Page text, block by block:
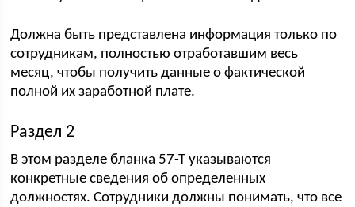
Должна быть представлена информация только по
сотрудникам, полностью отработавшим весь
месяц, чтобы получить данные о фактической
полной их заработной плате.
Раздел 2
В этом разделе бланка 57-Т указываются
конкретные сведения об определенных
должностях. Сотрудники должны понимать, что все